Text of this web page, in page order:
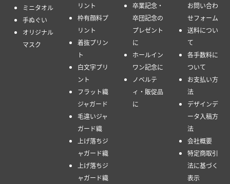
ミニタオル
手ぬぐい
オリジナル
マスク
リント
枠有顔料プ
リント
着抜プリン
ト
白文字プリ
ント
フラット織
ジャガード
毛違いジャ
ガード織
上げ落ちジ
ャガード織
上げ落ちジ
ャガード織
卒業記念・
卒団記念の
プレゼント
に
ホールイン
ワン記念に
ノベルテ
ィ・販促品
に
お問い合わ
せフォーム
送料につい
て
各手数料に
ついて
お支払い方
法
デザインデ
ータ入稿方
法
会社概要
特定商取引
法に基づく
表示